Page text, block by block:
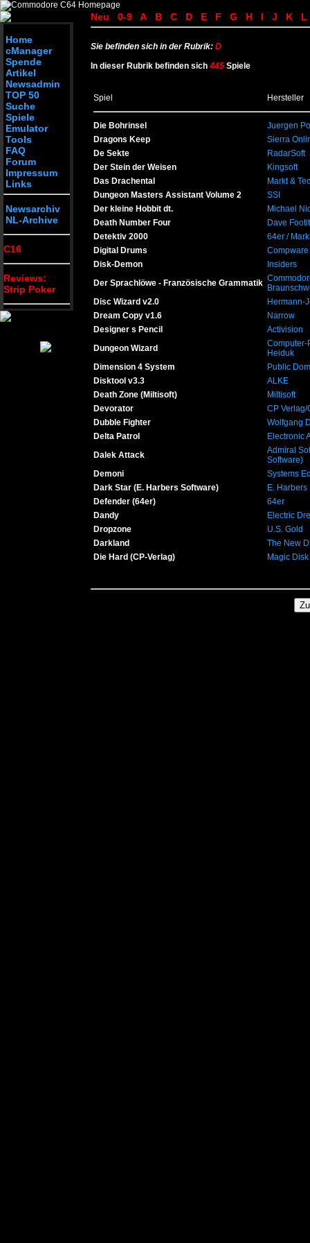
Home
cManager
Spende
Artikel
Newsadmin
TOP 50
Suche
Spiele
Emulator
Tools
FAQ
Forum
Impressum
Links
Newsarchiv
NL-Archive
C16
Reviews:
Strip Poker
Neu 0-9 A B C D E F G H I J K L
Sie befinden sich in der Rubrik: D
In dieser Rubrik befinden sich 445 Spiele
Spiel Hersteller
Die Bohrinsel
Juergen
Dragons Keep
Sierra
De Sekte
RadarSoft
Der Stein der Weisen
Kingsoft
Das Drachental
Markt &
Dungeon Masters Assistant Volume 2
SSI
Der kleine Hobbit dt.
Michael
Death Number Four
Dave
Detektiv 2000
64er /
Digital Drums
Compware
Disk-Demon
Insiders
Der Sprachlöwe - Französische Grammatik
Disc Wizard v2.0
Hermann-
Dream Copy v1.6
Narrow
Designer s Pencil
Activision
Dungeon Wizard
Computer-
Heiduk
Dimension 4 System
Public
Disktool v3.3
ALKE
Death Zone (Miltisoft)
Miltisoft
Devorator
CP
Dubble Fighter
Wolfgang
Delta Patrol
Electronic
Dalek Attack
Admiral
Software)
Demoni
Systems
Dark Star (E. Harbers Software)
E. Harbers
Defender (64er)
64er
Dandy
Electric
Dropzone
U.S. Gold
Darkland
The New
Die Hard (CP-Verlag)
Magic